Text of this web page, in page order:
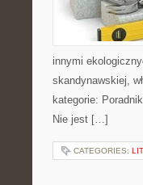
innymi
skandynawskiej,
kategorie:
Nie jest […]
CATEGORIES: